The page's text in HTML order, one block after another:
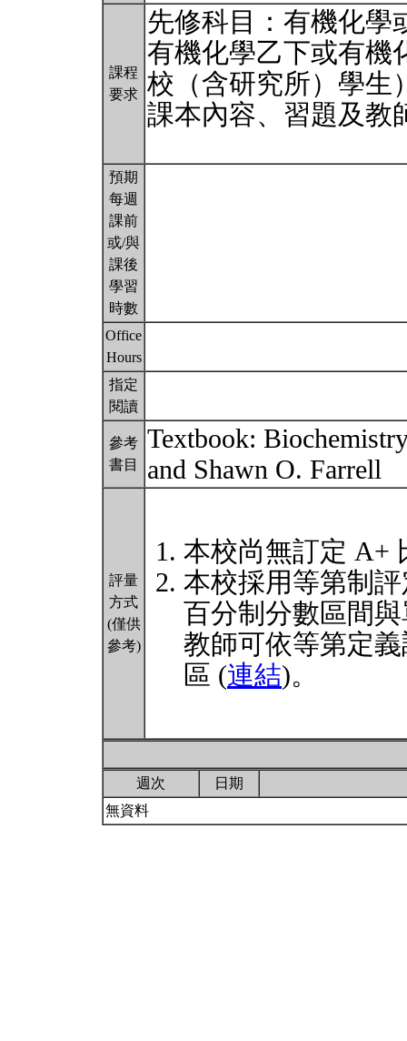
課程
要求
先修科目：有機化學
有機化學乙下或有機
校（含研究所）學生
課本內容、習題及教
預期
每週
課前
或/與
課後
學習
時數
Office
Hours
指定
閱讀
參考
書目
Textbook:
and Shawn O. Farrell
評量
方式
(僅供
參考)
本校尚無訂定 A+
本校採用等第制
百分制分數區間
教師可依等第定
區 (連結)。
週次
日期
無資料